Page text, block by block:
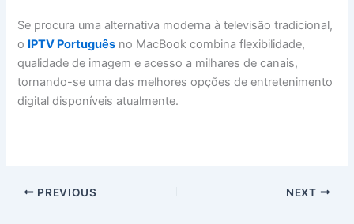
Se procura uma alternativa moderna à televisão tradicional,
o IPTV Português no MacBook combina flexibilidade,
qualidade de imagem e acesso a milhares de canais,
tornando-se uma das melhores opções de entretenimento
digital disponíveis atualmente.
PREVIOUS NEXT